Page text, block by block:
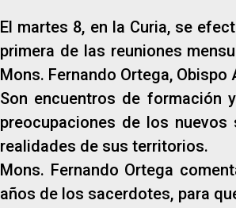
El martes 8, en la Curia, se
primera de las reuniones
Mons. Fernando Ortega, Obispo
Son encuentros de formación
preocupaciones de los
realidades de sus territorios.
Mons. Fernando Ortega
años de los sacerdotes, para